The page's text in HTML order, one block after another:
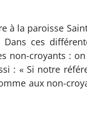
la paroisse
ces
non-croyants :
: « Si notre
aux non-